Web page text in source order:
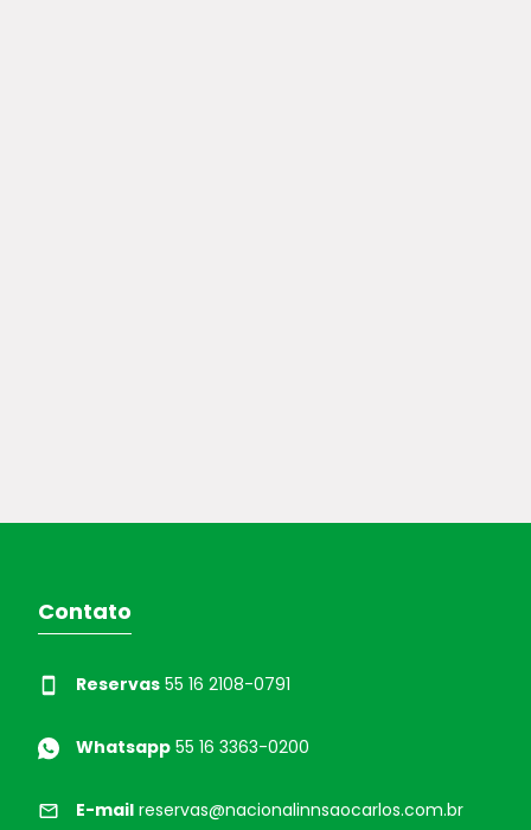
Contato
Reservas 55 16 2108-0791
Whatsapp 55 16 3363-0200
E-mail reservas@nacionalinnsaocarlos.com.br